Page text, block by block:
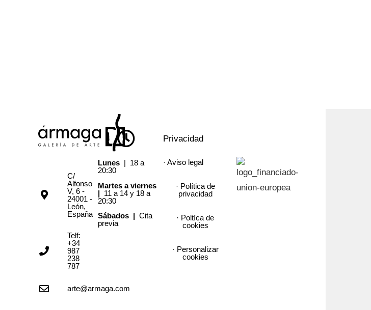
C/
Alfonso
V, 6 -
24001 -
León,
España
Telf:
+34
987
238
787
arte@armaga.com
Lunes | 18 a
20:30
Martes a viernes
| 11 a 14 y 18 a
20:30
Sábados |Cita
previa
Privacidad
· Aviso legal
· Política de
privacidad
· Poltíca de
cookies
· Personalizar
cookies